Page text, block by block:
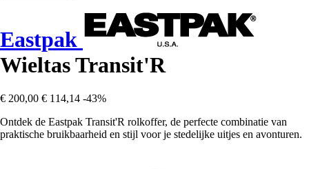
Eastpak
Wieltas Transit'R
€ 200,00 € 114,14 -43%
Ontdek de Eastpak Transit'R rolkoffer, de perfecte combinatie van
praktische bruikbaarheid en stijl voor je stedelijke uitjes en avonturen.